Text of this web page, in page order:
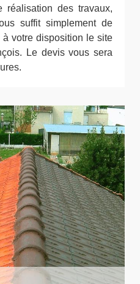
des travaux,
suffit simplement de
votre disposition le site
Le devis vous sera